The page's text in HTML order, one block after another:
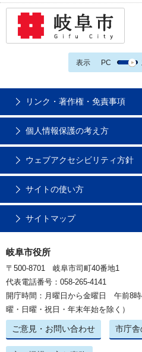
表示 PC
リンク・著作権・免責事項
個人情報保護の考え方
ウェブアクセシビリティ方針
サイトの使い方
サイトマップ
岐阜市役所
〒500-8701 岐阜市司町40番地1
代表電話番号：058-265-4141
開庁時間：月曜日から金曜日 午前8
曜・日曜・祝日・年末年始を除く）
ご意見・お問い合わせ 市庁舎